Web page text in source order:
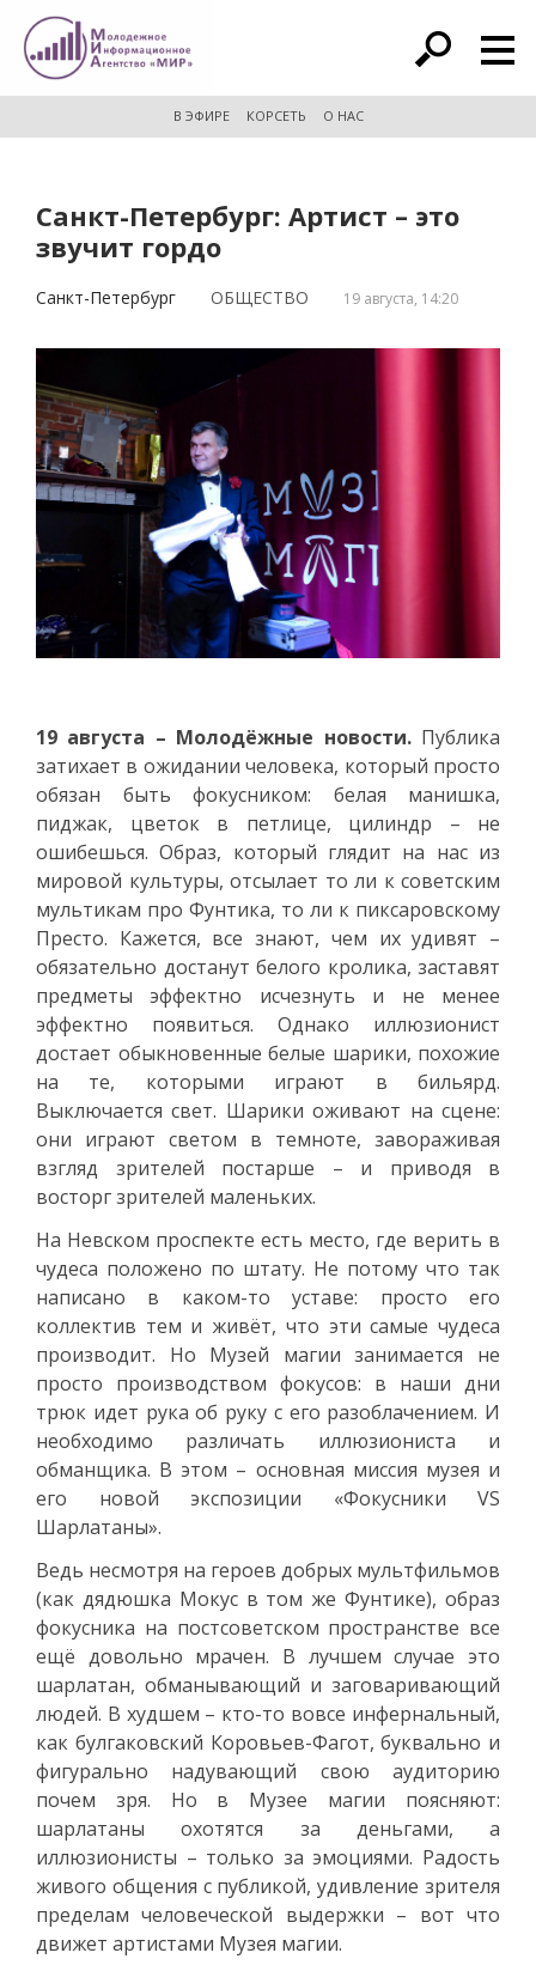
расширенный поиск
В ЭФИРЕ КОРСЕТЬ О НАС
Санкт-Петербург: Артист – это
звучит гордо
Санкт-Петербург ОБЩЕСТВО 19 августа, 14:20
19 августа – Молодёжные новости.Публика
затихает в ожидании человека, который просто
обязан быть фокусником: белая манишка,
пиджак, цветок в петлице, цилиндр – не
ошибешься. Образ, который глядит на нас из
мировой культуры, отсылает то ли к советским
мультикам про Фунтика, то ли к пиксаровскому
Престо. Кажется, все знают, чем их удивят –
обязательно достанут белого кролика, заставят
предметы эффектно исчезнуть и не менее
эффектно появиться. Однако иллюзионист
достает обыкновенные белые шарики, похожие
на те, которыми играют в бильярд.
Выключается свет. Шарики оживают на сцене:
они играют светом в темноте, завораживая
взгляд зрителей постарше – и приводя в
восторг зрителей маленьких.
На Невском проспекте есть место, где верить в
чудеса положено по штату. Не потому что так
написано в каком-то уставе: просто его
коллектив тем и живёт, что эти самые чудеса
производит. Но Музей магии занимается не
просто производством фокусов: в наши дни
трюк идет рука об руку с его разоблачением. И
необходимо различать иллюзиониста и
обманщика. В этом – основная миссия музея и
его новой экспозиции «Фокусники VS
Шарлатаны».
Ведь несмотря на героев добрых мультфильмов
(как дядюшка Мокус в том же Фунтике), образ
фокусника на постсоветском пространстве все
ещё довольно мрачен. В лучшем случае это
шарлатан, обманывающий и заговаривающий
людей. В худшем – кто-то вовсе инфернальный,
как булгаковский Коровьев-Фагот, буквально и
фигурально надувающий свою аудиторию
почем зря. Но в Музее магии поясняют:
шарлатаны охотятся за деньгами, а
иллюзионисты – только за эмоциями. Радость
живого общения с публикой, удивление зрителя
пределам человеческой выдержки – вот что
движет артистами Музея магии.